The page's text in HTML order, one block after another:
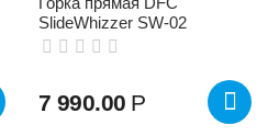
SlideWhizzer SW-02
7 990.00 Р